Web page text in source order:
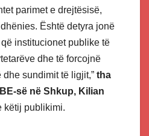
parimet e drejtësisë,
Është detyra jonë
institucionet publike të
dhe të forcojnë
sundimit të ligjit,” tha
së në Shkup, Kilian
këtij publikimi.